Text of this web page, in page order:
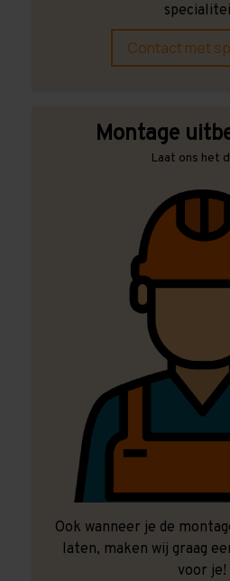
Contact met
Montage
Laat ons het
Ook wanneer je de
laten, maken wij graag
voor je!